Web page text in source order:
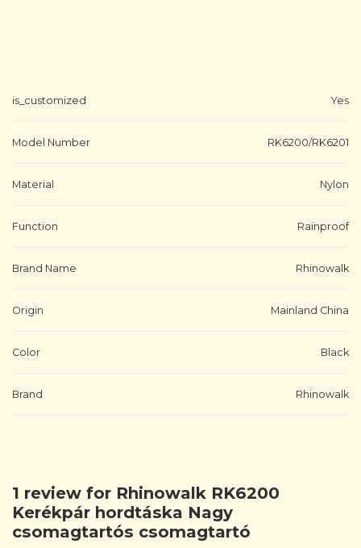
is_customized Yes
Model Number RK6200/RK6201
Material Nylon
Function Rainproof
Brand Name Rhinowalk
Origin Mainland China
Color Black
Brand Rhinowalk
1 review for Rhinowalk RK6200
Kerékpár hordtáska Nagy
csomagtartós csomagtartó